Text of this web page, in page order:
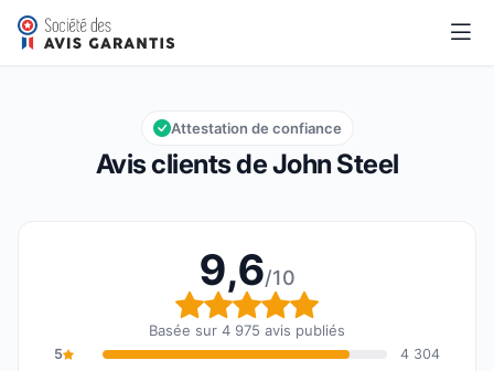
John Steel
Note globale : 9,6 sur 10
9,6/10
Avis clients de John Steel
Attestation de confiance
9,6/10
Note globale : 9,6 sur
Basée sur 4 975 avis publiés
5
4 304